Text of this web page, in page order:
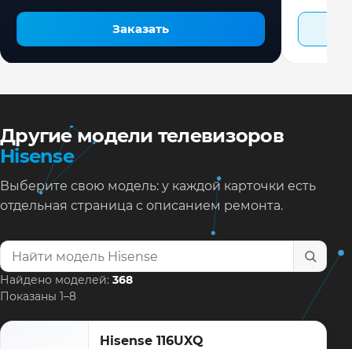
Заказать
Другие модели телевизоров
Hisense
Выберите свою модель: у каждой карточки есть
отдельная страница с описанием ремонта.
Найти модель телевизора
Найдено моделей: 368
Показаны 1–8
Hisense 116UXQ